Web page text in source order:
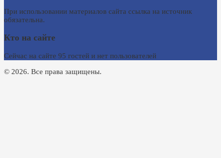
При использовании материалов сайта ссылка на источник
обязательна.
Кто на сайте
Сейчас на сайте 95 гостей и нет пользователей
© 2026. Все права защищены.